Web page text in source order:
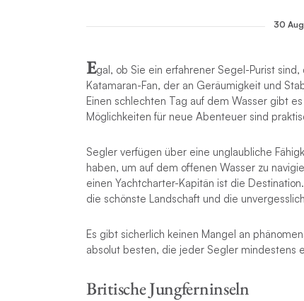
30
Egal, ob Sie ein erfahrener Segel-Purist
Katamaran-Fan, der an Geräumigkeit und
Einen schlechten Tag auf dem Wasser gibt
Möglichkeiten für neue Abenteuer sind
Segler verfügen über eine unglaubliche
haben, um auf dem offenen Wasser zu
einen Yachtcharter-Kapitän ist die
die schönste Landschaft und die
Es gibt sicherlich keinen Mangel an
absolut besten, die jeder Segler mindestens
Britische Jungferninseln